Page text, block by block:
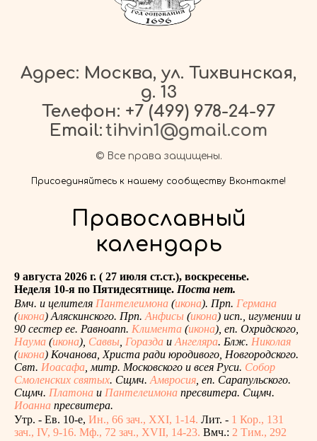
Адрес: Москва, ул. Тихвинская,
д. 13
Телефон: +7 (499) 978-24-97
Email:tihvin1@gmail.com
© Все права защищены.
Присоединяйтесь к нашему сообществу Вконтакте!
Православный
календарь
9 августа 2026 г. ( 27 июля ст.ст.), воскресенье.
Неделя 10-я по Пятидесятнице. Поста нет.
Вмч. и целителя Пантелеимона (икона). Прп. Германа
(икона) Аляскинского. Прп. Анфисы (икона) исп., игумении и
90 сестер ее. Равноапп. Климента (икона), еп. Охридского,
Наума (икона), Саввы Горазда и Ангеляра. Блж. Николая
(икона) Кочанова, Христа ради юродивого, Новгородского.
Свт. Иоасафа , митр. Московского и всея Руси. Собор
Смоленских святых. Сщмч. Амвросия , еп. Сарапульского.
Сщмч. Платона и Пантелеимона пресвитера. Сщмч.
Иоанна пресвитера.
Утр. - Ев. 10-е, Ин., 66 зач., XXI, 1-14. Лит. - 1 Кор., 131
зач., IV, 9-16. Мф., 72 зач., XVII, 14-23. Вмч.: 2 Тим., 292